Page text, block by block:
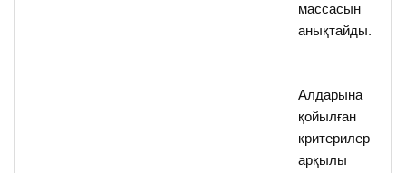
массасын
анықтайды.
Алдарына
қойылған
критерилер
арқылы